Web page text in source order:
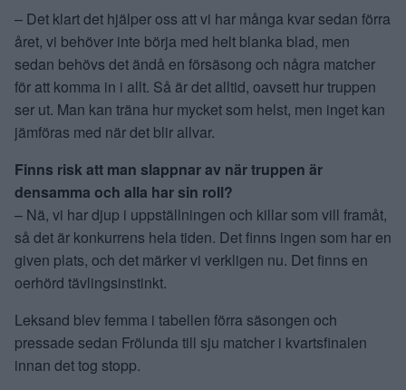
– Det klart det hjälper oss att vi har många kvar sedan förra
året, vi behöver inte börja med helt blanka blad, men
sedan behövs det ändå en försäsong och några matcher
för att komma in i allt. Så är det alltid, oavsett hur truppen
ser ut. Man kan träna hur mycket som helst, men inget kan
jämföras med när det blir allvar.
Finns risk att man slappnar av när truppen är
densamma och alla har sin roll?
– Nä, vi har djup i uppställningen och killar som vill framåt,
så det är konkurrens hela tiden. Det finns ingen som har en
given plats, och det märker vi verkligen nu. Det finns en
oerhörd tävlingsinstinkt.
Leksand blev femma i tabellen förra säsongen och
pressade sedan Frölunda till sju matcher i kvartsfinalen
innan det tog stopp.